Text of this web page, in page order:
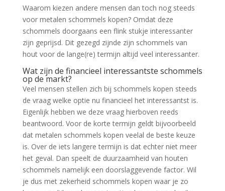
Waarom kiezen andere mensen dan toch nog steeds
voor metalen schommels kopen? Omdat deze
schommels doorgaans een flink stukje interessanter
zijn geprijsd. Dit gezegd zijnde zijn schommels van
hout voor de lange(re) termijn altijd veel interessanter.
Wat zijn de financieel interessantste schommels
op de markt?
Veel mensen stellen zich bij schommels kopen steeds
de vraag welke optie nu financieel het interessantst is.
Eigenlijk hebben we deze vraag hierboven reeds
beantwoord. Voor de korte termijn geldt bijvoorbeeld
dat metalen schommels kopen veelal de beste keuze
is. Over de iets langere termijn is dat echter niet meer
het geval. Dan speelt de duurzaamheid van houten
schommels namelijk een doorslaggevende factor. Wil
je dus met zekerheid schommels kopen waar je zo